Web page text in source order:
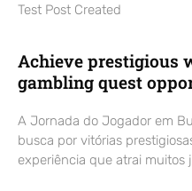
Test Post Created
Achieve prestigious
gambling quest
A Jornada do Jogador em
busca por vitórias
experiência que atrai muitos